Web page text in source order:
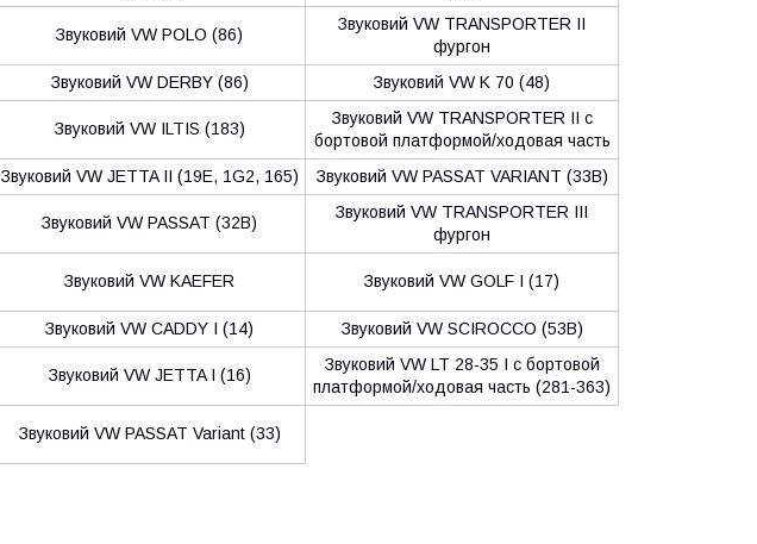
Звуковий VW POLO (86)
Звуковий VW TRANSPORTER II
фургон
Звуковий VW DERBY (86)
Звуковий VW K 70 (48)
Звуковий VW ILTIS (183)
Звуковий VW TRANSPORTER II c
бортовой платформой/ходовая часть
Звуковий VW JETTA II (19E, 1G2, 165)
Звуковий VW PASSAT VARIANT (33B)
Звуковий VW PASSAT (32B)
Звуковий VW TRANSPORTER III
фургон
Звуковий VW KAEFER Звуковий VW GOLF I (17)
Звуковий VW CADDY I (14) Звуковий VW SCIROCCO (53B)
Звуковий VW JETTA I (16)
Звуковий VW LT 28-35 I c бортовой
платформой/ходовая часть (281-363)
Звуковий VW PASSAT Variant (33)